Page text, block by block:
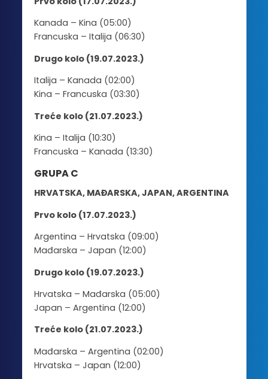
Kanada – Kina (05:00)
Francuska – Italija (06:30)
Drugo kolo (19.07.2023.)
Italija – Kanada (02:00)
Kina – Francuska (03:30)
Treće kolo (21.07.2023.)
Kina – Italija (10:30)
Francuska – Kanada (13:30)
GRUPA C
HRVATSKA, MAĐARSKA, JAPAN, ARGENTINA
Prvo kolo (17.07.2023.)
Argentina – Hrvatska (09:00)
Mađarska – Japan (12:00)
Drugo kolo (19.07.2023.)
Hrvatska – Mađarska (05:00)
Japan – Argentina (12:00)
Treće kolo (21.07.2023.)
Mađarska – Argentina (02:00)
Hrvatska – Japan (12:00)